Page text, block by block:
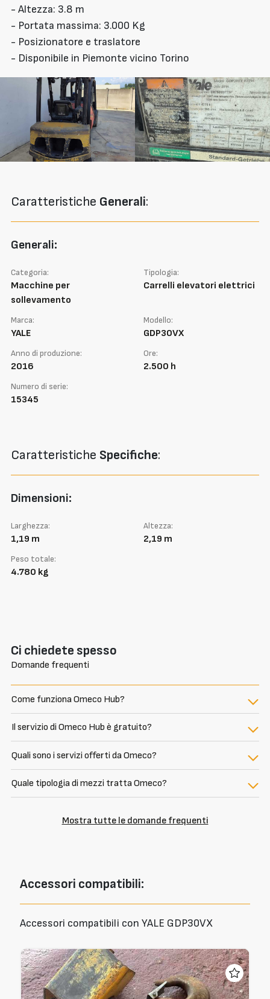
- Altezza: 3.8 m
- Portata massima: 3.000 Kg
- Posizionatore e traslatore
- Disponibile in Piemonte vicino Torino
Caratteristiche Generali:
Generali:
Categoria:
Macchine per
sollevamento
Tipologia:
Carrelli elevatori elettrici
Marca:
YALE
Modello:
GDP30VX
Anno di produzione:
2016
Ore:
2.500 h
Numero di serie:
15345
Caratteristiche Specifiche:
Dimensioni:
Larghezza:
1,19 m
Altezza:
2,19 m
Peso totale:
4.780 kg
Ci chiedete spesso
Domande frequenti
Come funziona Omeco Hub?
Il servizio di Omeco Hub è gratuito?
Quali sono i servizi offerti da Omeco?
Quale tipologia di mezzi tratta Omeco?
Mostra tutte le domande frequenti
Accessori compatibili:
Accessori compatibili con YALE GDP30VX